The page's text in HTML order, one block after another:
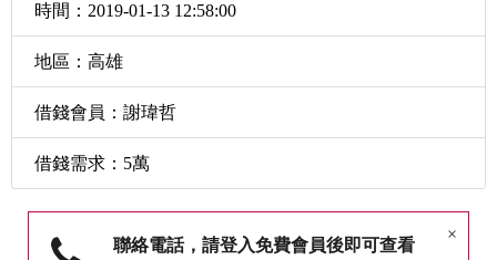
時間：2019-01-13 12:58:00
地區：高雄
借錢會員：謝瑋哲
借錢需求：5萬
×
聯絡電話，請登入免費會員後即可查看